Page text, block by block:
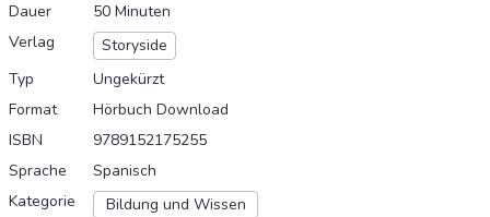
Dauer
50 Minuten
Verlag
Storyside
Typ
Ungekürzt
Format
Hörbuch Download
ISBN
9789152175255
Sprache
Spanisch
Kategorie
Bildung und Wissen